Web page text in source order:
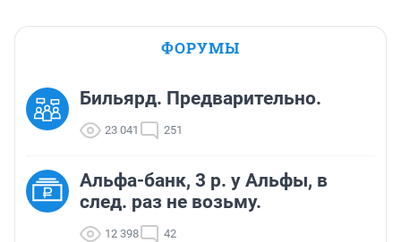
ФОРУМЫ
Бильярд. Предварительно.
23 041 251
Альфа-банк, 3 р. у Альфы, в
след. раз не возьму.
12 398 42